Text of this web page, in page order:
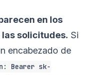
en los
las solicitudes. Si
encabezado de
Bearer sk-